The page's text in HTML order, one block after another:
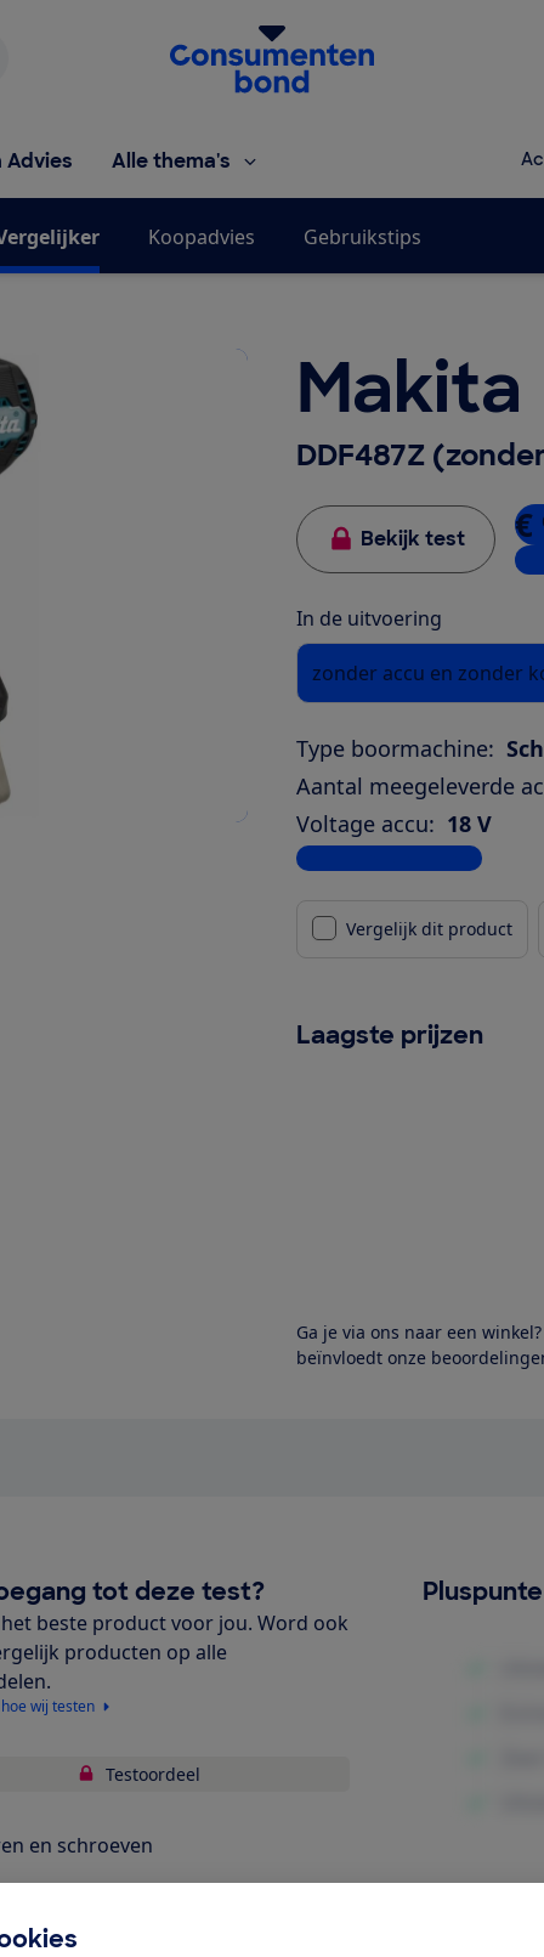
Homepage van de Consumentenbond
Advies Alle thema's
Koopadvies Gebruikstips
Makita
DDF487Z
Bekijk test €
5
In de uitvoering
zonder accu en zonder
Type boormachine:
Aantal meegeleverde
Voltage accu: 18 V
Bekijk alle specificaties
Vergelijk dit product
Laagste prijzen
Ga je via ons naar een
beïnvloedt onze
tot deze test?
beste product voor jou. Word ook
producten op alle
wij testen
Testoordeel
en schroeven